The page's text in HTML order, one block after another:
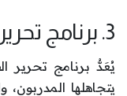
3. برنامج تحرير الفيديوهات:
يُعَدُّ برنامج تحرير
يتجاهلها